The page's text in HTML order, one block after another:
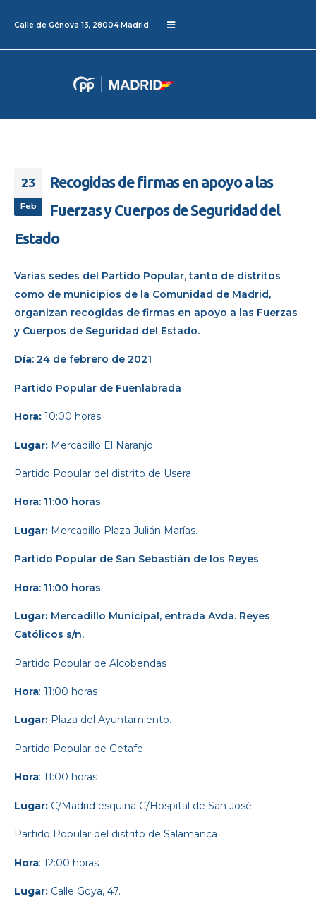
Calle de Génova 13, 28004 Madrid
23
Feb
Recogidas de firmas en apoyo a las
Fuerzas y Cuerpos de Seguridad del
Estado
Varias sedes del Partido Popular, tanto de distritos
como de municipios de la Comunidad de Madrid,
organizan recogidas de firmas en apoyo a las Fuerzas
y Cuerpos de Seguridad del Estado.
Día: 24 de febrero de 2021
Partido Popular de Fuenlabrada
Hora: 10:00 horas
Lugar: Mercadillo El Naranjo.
Partido Popular del distrito de Usera
Hora: 11:00 horas
Lugar: Mercadillo Plaza Julián Marías.
Partido Popular de San Sebastián de los Reyes
Hora: 11:00 horas
Lugar: Mercadillo Municipal, entrada Avda. Reyes
Católicos s/n.
Partido Popular de Alcobendas
Hora: 11:00 horas
Lugar: Plaza del Ayuntamiento.
Partido Popular de Getafe
Hora: 11:00 horas
Lugar: C/Madrid esquina C/Hospital de San José.
Partido Popular del distrito de Salamanca
Hora: 12:00 horas
Lugar: Calle Goya, 47.